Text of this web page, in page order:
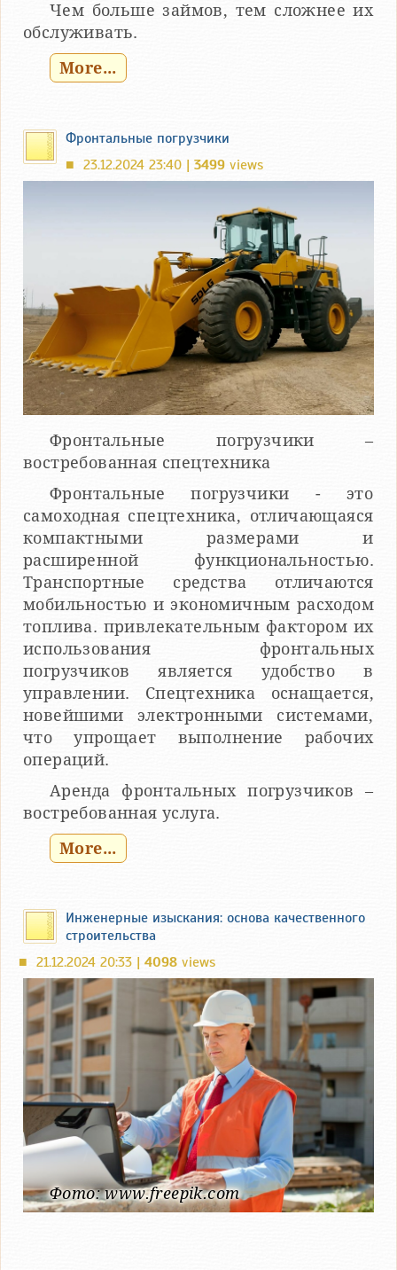
Чем больше займов, тем сложнее их
обслуживать.
More...
Фронтальные погрузчики
■ 23.12.2024 23:40 | 3499 views
Фронтальные погрузчики –
востребованная спецтехника
Фронтальные погрузчики - это
самоходная спецтехника, отличающаяся
компактными размерами и
расширенной функциональностью.
Транспортные средства отличаются
мобильностью и экономичным расходом
топлива. привлекательным фактором их
использования фронтальных
погрузчиков является удобство в
управлении. Спецтехника оснащается,
новейшими электронными системами,
что упрощает выполнение рабочих
операций.
Аренда фронтальных погрузчиков –
востребованная услуга.
More...
Инженерные изыскания: основа качественного
строительства
■ 21.12.2024 20:33 | 4098 views
Фото: www.freepik.com